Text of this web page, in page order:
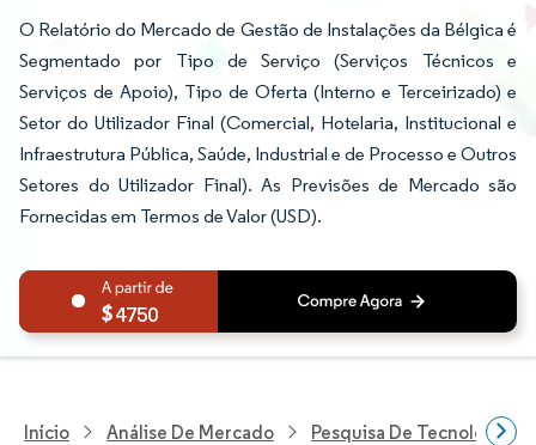
O Relatório do Mercado de Gestão de Instalações da Bélgica é
Segmentado por Tipo de Serviço (Serviços Técnicos e
Serviços de Apoio), Tipo de Oferta (Interno e Terceirizado) e
Setor do Utilizador Final (Comercial, Hotelaria, Institucional e
Infraestrutura Pública, Saúde, Industrial e de Processo e Outros
Setores do Utilizador Final). As Previsões de Mercado são
Fornecidas em Termos de Valor (USD).
4750
Início Análise De Mercado Pesquisa De Tecnologia,